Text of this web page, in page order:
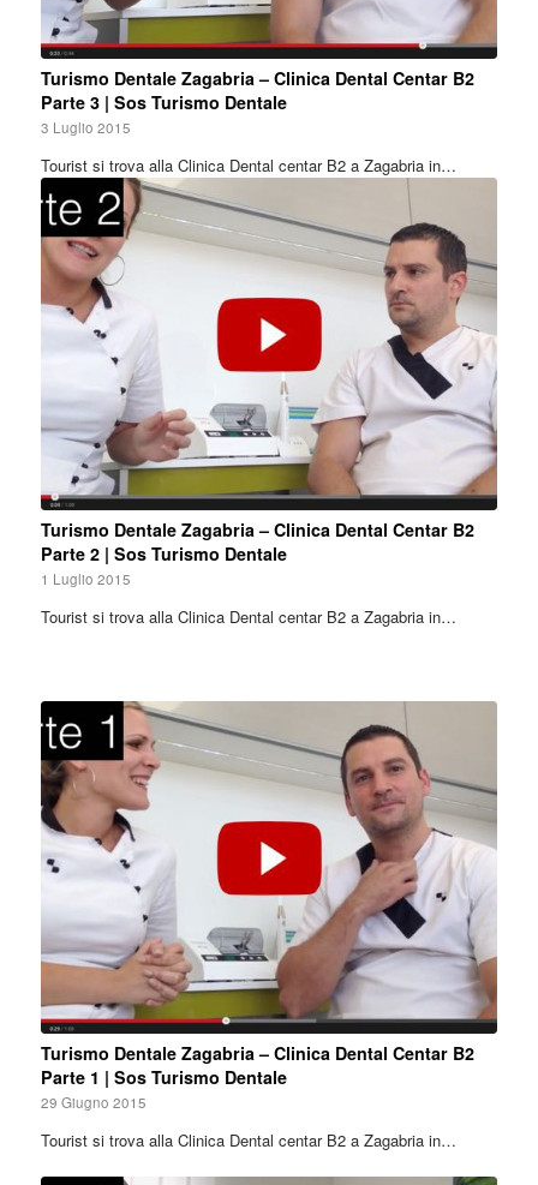
Turismo Dentale Zagabria – Clinica Dental Centar B2
Parte 3 | Sos Turismo Dentale
3 Luglio 2015
Tourist si trova alla Clinica Dental centar B2 a Zagabria in…
Turismo Dentale Zagabria – Clinica Dental Centar B2
Parte 2 | Sos Turismo Dentale
1 Luglio 2015
Tourist si trova alla Clinica Dental centar B2 a Zagabria in…
Turismo Dentale Zagabria – Clinica Dental Centar B2
Parte 1 | Sos Turismo Dentale
29 Giugno 2015
Tourist si trova alla Clinica Dental centar B2 a Zagabria in…